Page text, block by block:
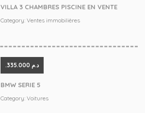
VILLA 3 CHAMBRES PISCINE EN VENTE
Category: Ventes immobilières
.د.م 335.000
BMW SERIE 5
Category: Voitures